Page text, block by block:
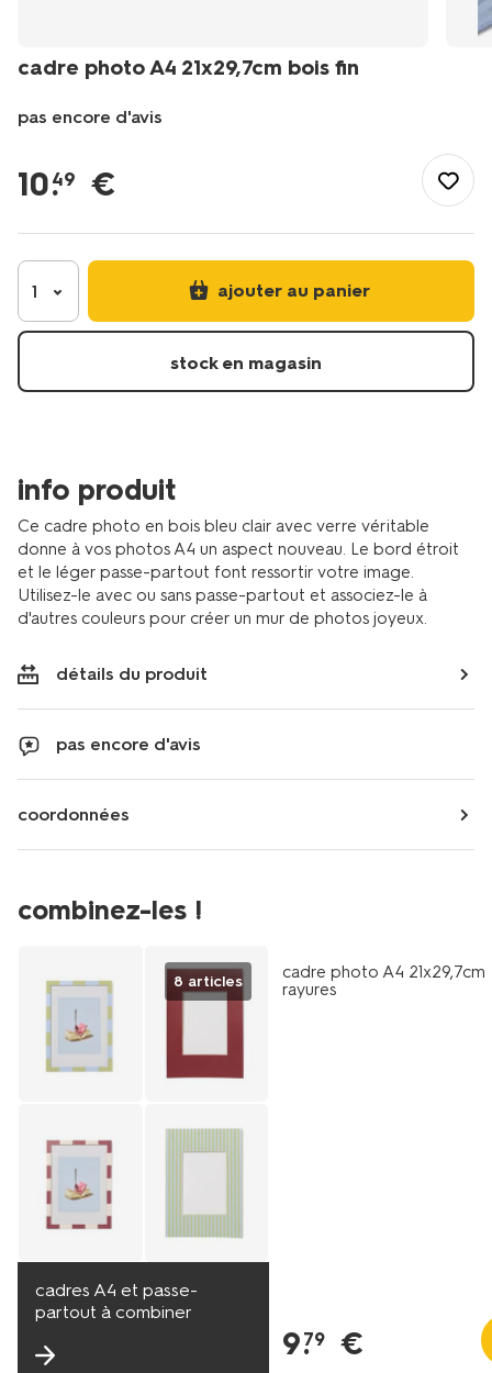
cadre photo A4 21x29,7cm bois fin
pas encore d'avis
fr/maison-
deco/deco/cadres-
photo-
a4-
21x297cm-
fin-
10.
49 €
1 ajouter au panier
stock en magasin
info produit
Ce cadre photo en bois bleu clair avec verre véritable
donne à vos photos A4 un aspect nouveau. Le bord étroit
et le léger passe-partout font ressortir votre image.
Utilisez-le avec ou sans passe-partout et associez-le à
d'autres couleurs pour créer un mur de photos joyeux.
détails du produit
pas encore d'avis
coordonnées
combinez-les !
8 articles
cadres A4 et passe-
partout à combiner
cadre photo A4 21x29,7cm
rayures
9.
79 €